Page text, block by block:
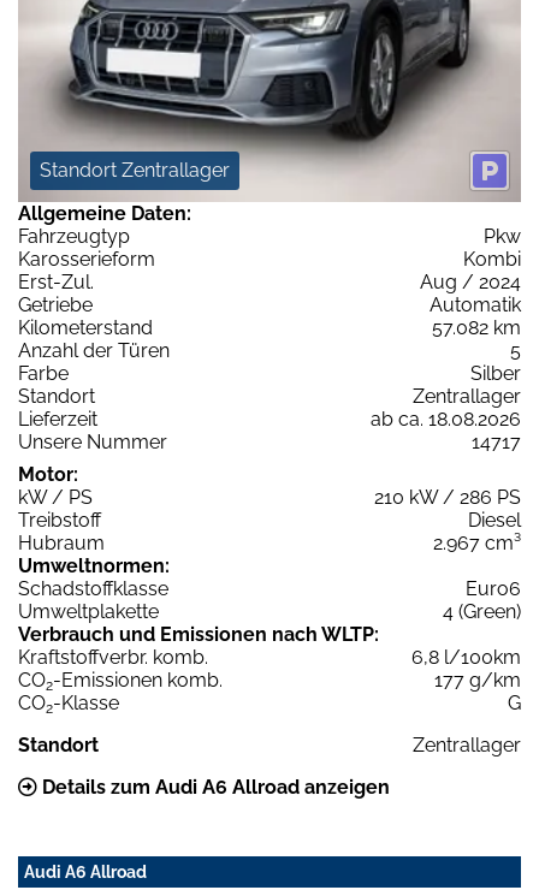
Standort Zentrallager
Allgemeine Daten:
Fahrzeugtyp
Pkw
Karosserieform
Kombi
Erst-Zul.
Aug / 2024
Getriebe
Automatik
Kilometerstand
57.082 km
Anzahl der Türen
5
Farbe
Silber
Standort
Zentrallager
Lieferzeit
ab ca. 18.08.2026
Unsere Nummer
14717
Motor:
kW / PS
210 kW / 286 PS
Treibstoff
Diesel
Hubraum
2.967 cm³
Umweltnormen:
Schadstoffklasse
Euro6
Umweltplakette
4 (Green)
Verbrauch und Emissionen nach WLTP:
Kraftstoffverbr. komb.
6,8 l/100km
CO2-Emissionen komb.
177 g/km
CO2-Klasse
G
Standort
Zentrallager
Details zum Audi A6 Allroad anzeigen
Audi A6 Allroad